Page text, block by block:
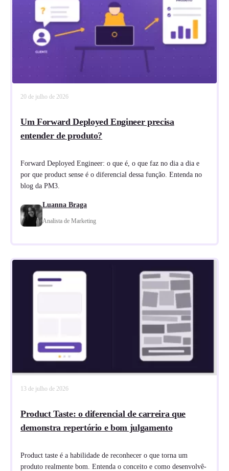
20 de julho de 2026
Um Forward Deployed Engineer precisa
entender de produto?
Forward Deployed Engineer: o que é, o que faz no dia a dia e
por que product sense é o diferencial dessa função. Entenda no
blog da PM3.
Luanna Braga
Analista de Marketing
13 de julho de 2026
Product Taste: o diferencial de carreira que
demonstra repertório e bom julgamento
Product taste é a habilidade de reconhecer o que torna um
produto realmente bom. Entenda o conceito e como desenvolvê-